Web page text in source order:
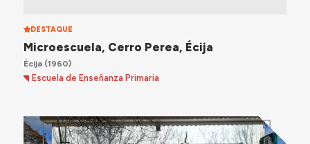
DESTAQUE
Microescuela, Cerro Perea, Écija
Écija(1960)
Escuela de Enseñanza Primaria